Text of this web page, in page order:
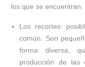
los que se encuentran:
Los recortes:
común. Son
forma diversa,
producción de las